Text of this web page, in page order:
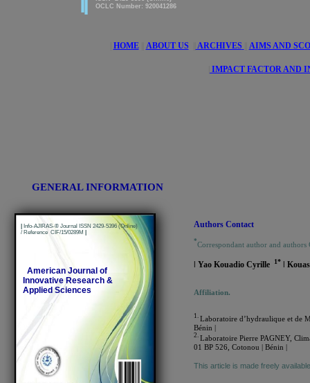
GENERAL INFORMATION
HOME|| ABOUT US ARCHIVES AIMS AND
IMPACT FACTOR AND
| Info-AJIRAS-® Journal ISSN 2429-5396 (Online)
/ Reference CIF/15/0289M |
American Journal of
Innovative Research &
Applied Sciences
OCLC Number: 920041286
Authors Contact
*Correspondant author and
ǀ Yao Kouadio Cyrille 1* ǀ
Affiliation.
1. Laboratoire d’hydraulique et de
Bénin |
2. Laboratoire Pierre PAGNEY,
01 BP 526, Cotonou | Bénin |
This article is made freely